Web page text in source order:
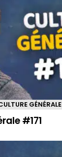
GÉNÉRALE
#171